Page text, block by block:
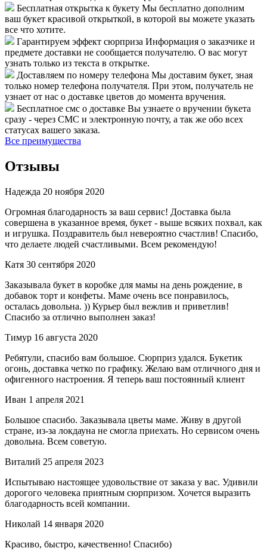
Бесплатная открытка к букету Мы бесплатно дополним
ваш букет красивой открыткой, в которой вы можете указать
все что хотите.
Гарантируем эффект сюрприза Информация о заказчике и
предмете доставки не сообщается получателю. О вас могут
узнать только из текста в открытке.
Доставляем по номеру телефона Мы доставим букет, зная
только номер телефона получателя. При этом, получатель не
узнает от нас о доставке цветов до момента вручения.
Бесплатное смс о доставке Вы узнаете о вручении букета
сразу - через СМС и электронную почту, а так же обо всех
статусах вашего заказа.
Все преимущества
Отзывы
Надежда 20 ноября 2020
Огромная благодарность за ваш сервис! Доставка была
совершена в указанное время, букет - выше всяких похвал, как
и игрушка. Поздравитель был невероятно счастлив! Спасибо,
что делаете людей счастливыми. Всем рекомендую!
Катя 30 сентября 2020
Заказывала букет в коробке для мамы на день рождение, в
добавок торт и конфеты. Маме очень все понравилось,
осталась довольна. )) Курьер был вежлив и приветлив!
Спасибо за отлично выполнен заказ!
Тимур 16 августа 2020
Ребятули, спасибо вам большое. Сюрприз удался. Букетик
огонь, доставка четко по графику. Желаю вам отличного дня и
офигенного настроения. Я теперь ваш постоянный клиент
Иван 1 апреля 2021
Большое спасибо. Заказывала цветы маме. Живу в другой
стране, из-за локдауна не смогла приехать. Но сервисом очень
довольна. Всем советую.
Виталий 25 апреля 2023
Испытываю настоящее удовольствие от заказа у вас. Удивили
дорогого человека приятным сюрпризом. Хочется выразить
благодарность всей компании.
Николай 14 января 2020
Красиво, быстро, качественно! Спасибо)